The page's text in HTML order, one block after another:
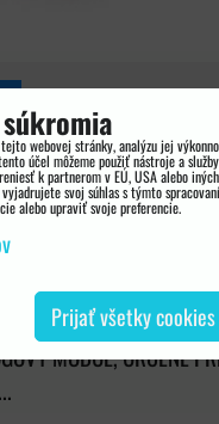
€
DO KOŠÍKA
modul PSP
V PONUKE, NÁHRADNÝ
MODUL, URČENÉ
webovej stránky, analýzu jej
účel môžeme použiť nástroje a služby
k partnerom v EÚ, USA alebo iných
svoj súhlas s týmto
alebo upraviť svoje preferencie.
Prijať všetky cookies